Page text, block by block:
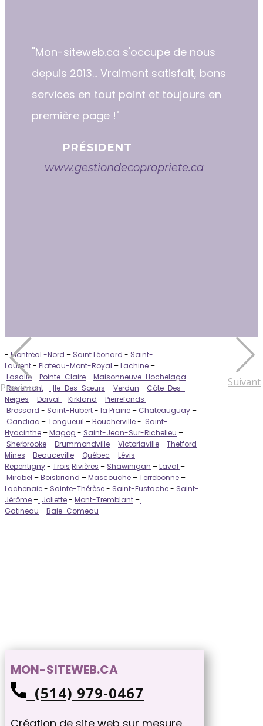
"​​Mon-siteweb.ca s'occupe de nous
depuis 2013... Vraiment satisfait, bons
services en tout point et toujours en
première page !"
PRÉSIDENT
www.gestiondecopropriete.ca
Previous Suivant
-Montréal -Nord – Saint Léonard - Saint-
Laurent- Plateau-Mont-Royal –Lachine –
Lasalle- Pointe-Claire- Maisonneuve-Hochelaga –
Rosemont- Ile-Des-Sœurs –Verdun - Côte-Des-
Neiges –Dorval –Kirkland –Pierrefonds –
Brossard - Saint-Hubert- la Prairie – Chateauguay –
Candiac – Longueuil –Boucherville- Saint-
Hyacinthe –Magog - Saint-Jean-Sur-Richelieu –
Sherbrooke –Drummondville –Victoriaville- Thetford
Mines - Beauceville – Québec –Lévis –
Repentigny- Trois Rivières – Shawinigan –Laval –
Mirabel –Boisbriand –Mascouche –Terrebonne –
Lachenaie- Sainte-Thérèse- Saint-Eustache- Saint-
Jérôme – Joliette- Mont-Tremblant –
Gatineau - Baie-Comeau -
MON-SITEWEB.CA
(514) 979-0467